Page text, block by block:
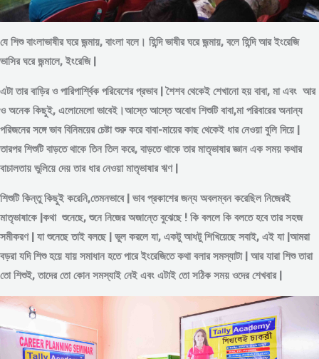
যে শিশু বাংলাভাষীর ঘরে জন্মায়, বাংলা বলে। হিন্দি ভাষীর ঘরে জন্মায়, বলে হিন্দি আর ইংরেজি
ভাসির ঘরে জন্মালে, ইংরেজি |
এটা তার বাড়ির ও পারিপার্শ্বিক পরিবেশের প্রভাব | শৈশব থেকেই শেখানো হয় বাবা, মা এবং আর
ও অনেক কিছুই, এলোমেলো ভাবেই।আস্তে আস্তে অবোধ শিশুটি বাবা,মা পরিবারের অনান্য
পরিজনের সঙ্গে ভাব বিনিময়ের চেষ্টা শুরু করে বাবা-মায়ের কাছ থেকেই ধার নেওয়া বুলি দিয়ে |
তারপর শিশুটি বাড়তে থাকে তিন তিল করে, বাড়তে থাকে তার মাতৃভাষার জ্ঞান এক সময় কথার
বাচালতায় ভুলিয়ে দেয় তার ধার নেওয়া মাতৃভাষার ঋণ |
শিশুটি কিন্তু কিছুই করেনি,তেমনভাবে | ভাব প্রকাশের জন্য অবলম্বন করেছিল নিজেরই
মাতৃভাষাকে |কথা শুনেছে, শুনে নিজের অজান্তে বুঝেছে ! কি বললে কি বলতে হবে তার সহজ
সমীকরণ | যা শুনেছে তাই বলছে | ভুল করলে যা, একটু আধটু শিখিয়েছে সবাই, এই যা |আমরা
বড়রা যদি শিশু হয়ে যায় সমাধান হতে পারে ইংরেজিতে কথা বলার সমস্যাটা | আর যারা শিশু তারা
তো শিশুই, তাদের তো কোন সমস্যাই নেই এবং এটাই তো সঠিক সময় ওদের শেখবার |